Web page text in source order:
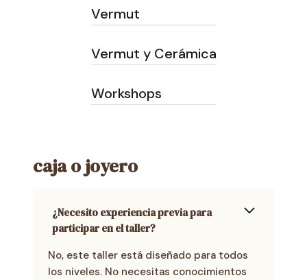
caja o joyero
¿Necesito experiencia previa para
participar en el taller?
No, este taller está diseñado para todos
los niveles. No necesitas conocimientos
Vermut
Vermut y Cerámica
Workshops